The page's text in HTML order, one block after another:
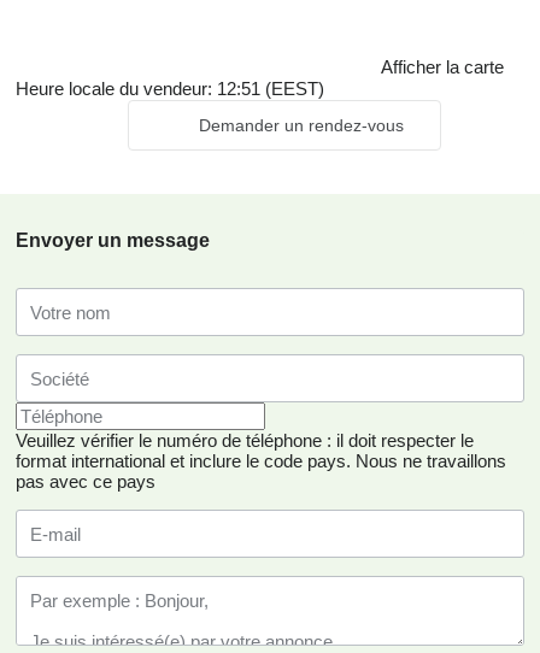
Afficher la carte
Heure locale du vendeur: 12:51 (EEST)
Demander un rendez-vous
Envoyer un message
Veuillez vérifier le numéro de téléphone : il doit respecter le
format international et inclure le code pays. Nous ne travaillons
pas avec ce pays